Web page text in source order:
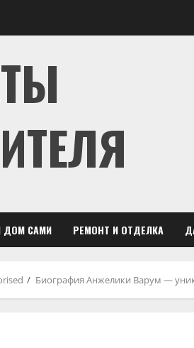
ДОМ САМИ РЕМОНТ И ОТДЕЛКА
Биография Анжелики Варум —